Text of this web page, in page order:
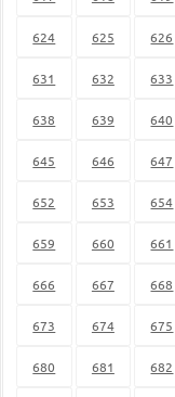
624 625 626
631 632 633
638 639 640
645 646 647
652 653 654
659 660 661
666 667 668
673 674 675
680 681 682